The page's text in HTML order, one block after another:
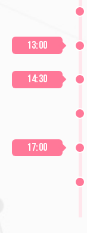
13:00
14:30
17:00